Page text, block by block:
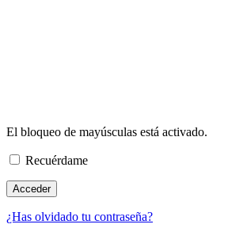
El bloqueo de mayúsculas está activado.
Recuérdame
¿Has olvidado tu contraseña?